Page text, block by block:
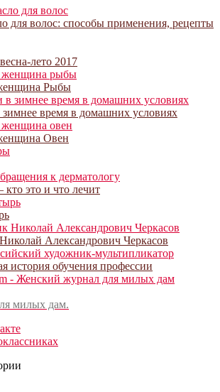
для волос: способы применения, рецепты
лето 2017
Рыбы
зимнее время в домашних условиях
Овен
это и что лечит
Александрович Черкасов
история обучения профессии
милых дам.